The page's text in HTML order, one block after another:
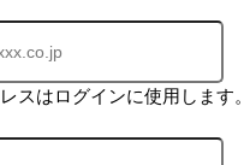
スはログインに使用します。